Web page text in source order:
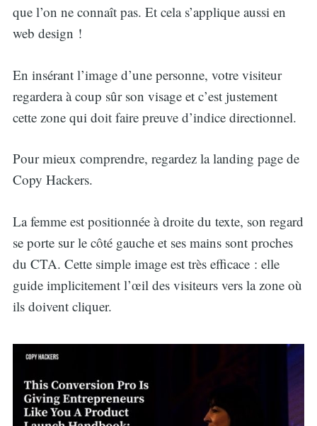
que l’on ne connaît pas. Et cela s’applique aussi en
web design !
En insérant l’image d’une personne, votre visiteur
regardera à coup sûr son visage et c’est justement
cette zone qui doit faire preuve d’indice directionnel.
Pour mieux comprendre, regardez la landing page de
Copy Hackers.
La femme est positionnée à droite du texte, son regard
se porte sur le côté gauche et ses mains sont proches
du CTA. Cette simple image est très efficace : elle
guide implicitement l’œil des visiteurs vers la zone où
ils doivent cliquer.